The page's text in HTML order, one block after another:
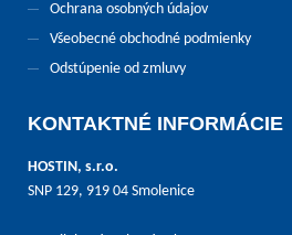
Ochrana osobných údajov
Všeobecné obchodné podmienky
Odstúpenie od zmluvy
KONTAKTNÉ INFORMÁCIE
HOSTIN, s.r.o.
SNP 129, 919 04 Smolenice